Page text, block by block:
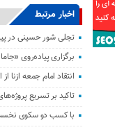
اخبار مرتبط
تجلی شور حسینی در
برگزاری پیاده‌روی
انتقاد امام جمعه ازنا
تاکید بر تسریع
با کسب دو سکوی نخست